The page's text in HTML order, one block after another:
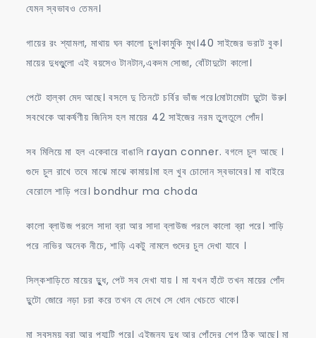
যেমন স্বভাবও তেমন।
গায়ের রং শ্যামলা, মাথায় ঘন কালো চুুল।কামুকি মুখ।40 সাইজের ভরাট বুক।
মায়ের দুধগুুুলো এই বয়সেও টানটান,একদম সোজা, বোঁটাদুটো কালো।
পেটে হাল্কা মেদ আছে। বসলে দু তিনটে চর্বির ভাঁজ পরে।মোটামোটা দুুটো উরু।
সবথেকে আকর্ষণীয় জিনিস হল মায়ের 42 সাইজের নরম তুুলতুলে পোঁদ।
সব মিলিয়ে মা হল একেবারে বাঙালি rayan conner. বগলে চুল আছে ।
গুদে চুল রাখে তবে মাঝে মাঝে কামায়।মা হল খুব চোদোন স্বভাবের। মা বাইরে
বেরোলে শাড়ি পরে। bondhur ma choda
কালো ব্লাউজ পরলে সাদা ব্রা আর সাদা ব্লাউজ পরলে কালো ব্রা পরে। শাড়ি
পরে নাভির অনেক নীচে, শাড়ি একটু নামলে গুদের চুল দেখা যাবে ।
সিল্কশাড়িতে মায়ের দুুুধ, পেট সব দেখা যায় । মা যখন হাঁটে তখন মায়ের পোঁদ
দুুটো জোরে নড়া চরা করে তখন যে দেখে সে ধোন খেচতে থাকে।
মা সবসময় ব্রা আর প্যান্টি পরে। এইজন্য দুুুধ আর পোঁদের শেপ ঠিক আছে। মা